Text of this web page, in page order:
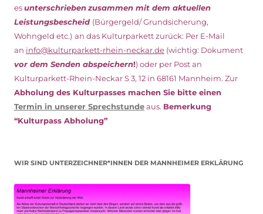
esunterschriebenzusammen mit dem aktuellen
Leistungsbescheid (Bürgergeld/ Grundsicherung,
Wohngeld etc.) an das Kulturparkett zurück: Per E-Mail
an info@kulturparkett-rhein-neckar.de (wichtig: Dokument
vor dem Senden abspeichern!) oder per Post an
Kulturparkett-Rhein-Neckar S 3, 12 in 68161 Mannheim. Zur
Abholung des Kulturpasses machen Sie bitte einen
Termin in unserer Sprechstundeaus. Bemerkung
“Kulturpass Abholung”
WIR SIND UNTERZEICHNER*INNEN DER MANNHEIMER ERKLÄRUNG